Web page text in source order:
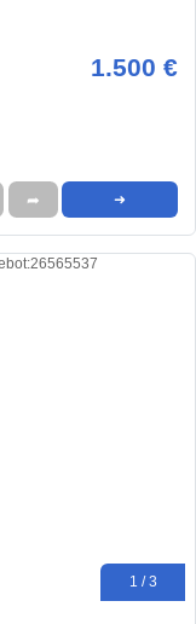
1.500 €
➦ ➜
1 / 3